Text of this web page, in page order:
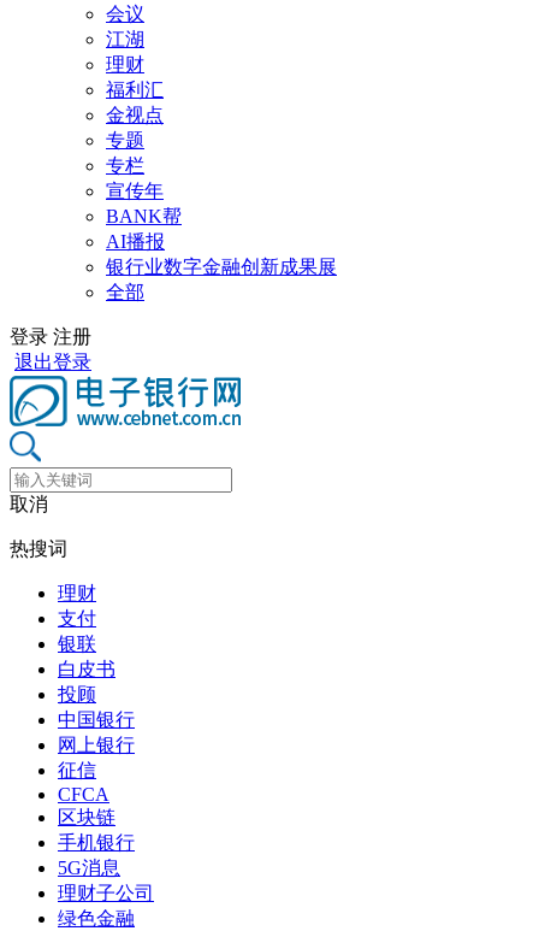
会议
江湖
理财
福利汇
金视点
专题
专栏
宣传年
BANK帮
AI播报
银行业数字金融创新成果展
全部
登录 注册
退出登录
取消
热搜词
理财
支付
银联
白皮书
投顾
中国银行
网上银行
征信
CFCA
区块链
手机银行
5G消息
理财子公司
绿色金融